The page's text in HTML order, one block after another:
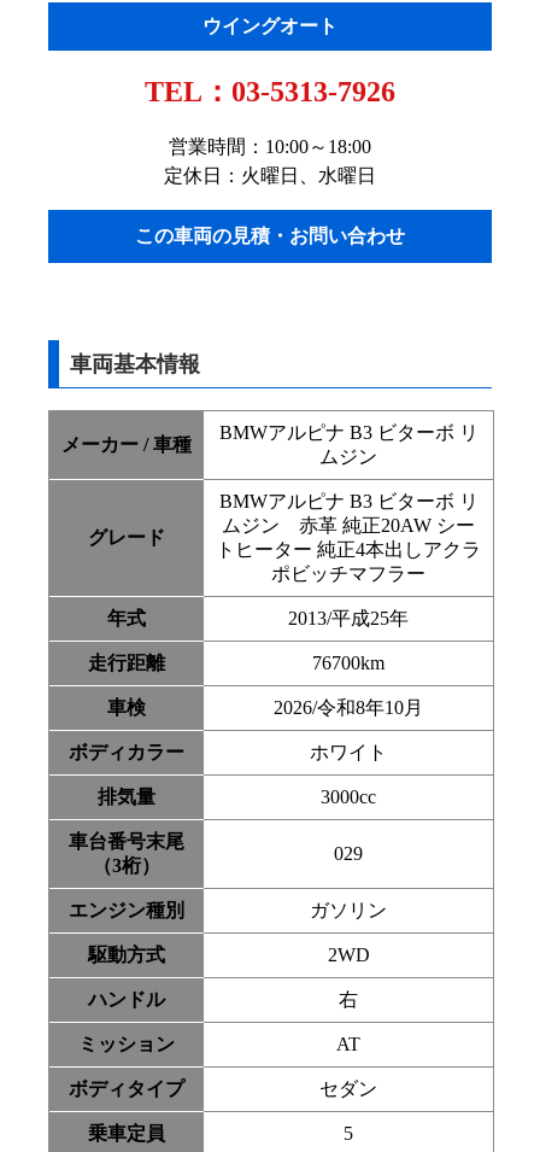
ウイングオート
TEL： 03-5313-7926
営業時間：10:00～18:00
定休日：火曜日、水曜日
この車両の見積・お問い合わせ
車両基本情報
メーカー / 車種
BMWアルピナ B3 ビターボ リ
ムジン
グレード
BMWアルピナ B3 ビターボ リ
ムジン 赤革 純正20AW シー
トヒーター 純正4本出しアクラ
ポビッチマフラー
年式 2013/平成25年
走行距離 76700km
車検 2026/令和8年10月
ボディカラー ホワイト
排気量 3000cc
車台番号末尾
（3桁）
029
エンジン種別 ガソリン
駆動方式 2WD
ハンドル 右
ミッション AT
ボディタイプ セダン
乗車定員 5